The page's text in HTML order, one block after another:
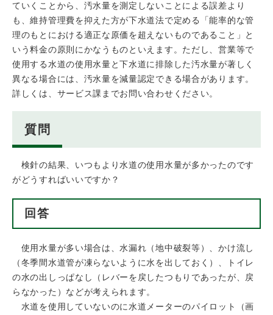
ていくことから、汚水量を測定しないことによる誤差より
も、維持管理費を抑えた方が下水道法で定める「能率的な管
理のもとにおける適正な原価を超えないものであること」と
いう料金の原則にかなうものといえます。ただし、営業等で
使用する水道の使用水量と下水道に排除した汚水量が著しく
異なる場合には、汚水量を減量認定できる場合があります。
詳しくは、サービス課までお問い合わせください。
質問
検針の結果、いつもより水道の使用水量が多かったのです
がどうすればいいですか？
回答
使用水量が多い場合は、水漏れ（地中破裂等）、かけ流し
（冬季間水道管が凍らないように水を出しておく）、トイレ
の水の出しっぱなし（レバーを戻したつもりであったが、戻
らなかった）などが考えられます。
水道を使用していないのに水道メーターのパイロット（画